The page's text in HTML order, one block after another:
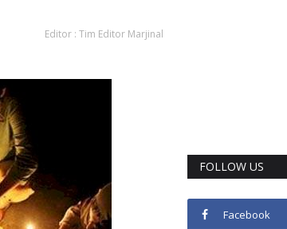
Editor : Tim Editor Marjinal
FOLLOW US
Facebook